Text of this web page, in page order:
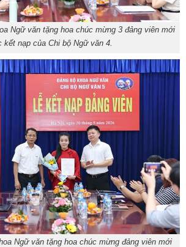
Ngữ văn tặng hoa chúc mừng 3 đảng viên mới
kết nạp của Chi bộ Ngữ văn 4.
Ngữ văn tặng hoa chúc mừng đảng viên mới